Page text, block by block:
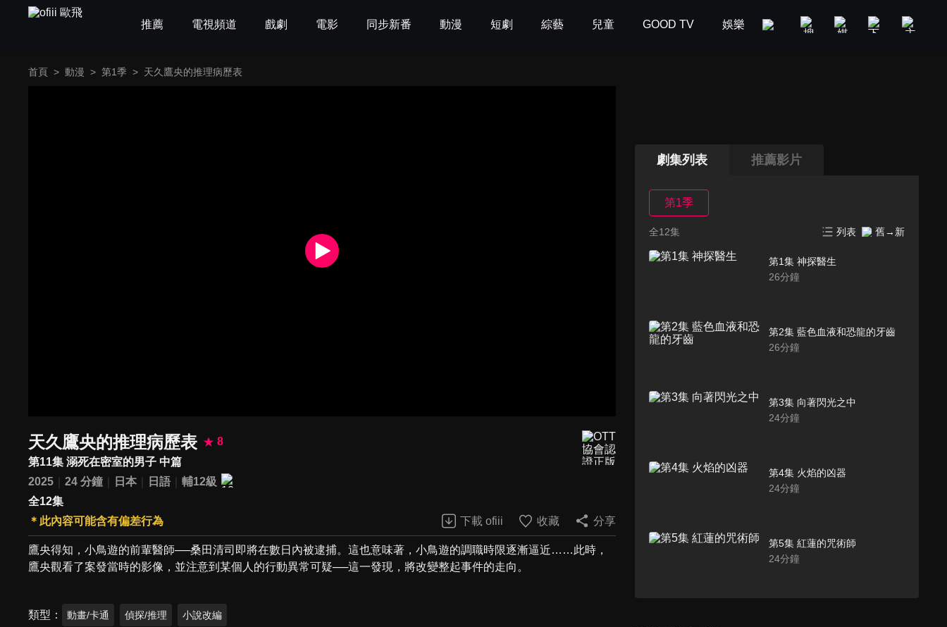
推薦 電視頻道 戲劇 電影 同步新番 動漫 短劇 綜藝 兒童 GOOD TV 娛樂 美食旅遊 新聞政論
首頁 > 動漫 > 第1季 > 天久鷹央的推理病歷表
天久鷹央的推理病歷表
8
第11集 溺死在密室的男子 中篇
2025
24 分鐘 日本 日語
輔12級
全12集
＊此內容可能含有偏差行為
下載 ofiii 收藏 分享
鷹央得知，小鳥遊的前輩醫師──桑田清司即將在數日內被逮捕。這也意味著，小鳥遊的調職時限逐漸逼近……此時，
鷹央觀看了案發當時的影像，並注意到某個人的行動異常可疑──這一發現，將改變整起事件的走向。
類型 動畫/卡通 偵探/推理 小說改編
劇集列表 推薦影片
第1季
全12集 列表 舊→新
第1集 神探醫生
26分鐘
第2集 藍色血液和恐龍的牙齒
26分鐘
第3集 向著閃光之中
24分鐘
第4集 火焰的凶器
24分鐘
第5集 紅蓮的咒術師
24分鐘